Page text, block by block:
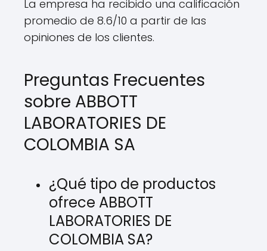
La empresa ha recibido una calificación
promedio de 8.6/10 a partir de las
opiniones de los clientes.
Preguntas Frecuentes
sobre ABBOTT
LABORATORIES DE
COLOMBIA SA
¿Qué tipo de productos
ofrece ABBOTT
LABORATORIES DE
COLOMBIA SA?